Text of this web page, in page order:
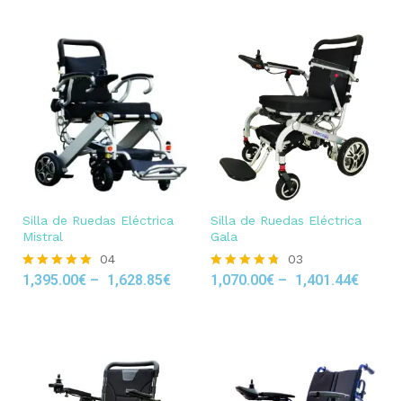
Silla de Ruedas Eléctrica
Mistral
Rated
04
1,395.00€ – 1,628.85€
Silla de Ruedas Eléctrica
Gala
Rated
03
1,070.00€ – 1,401.44€